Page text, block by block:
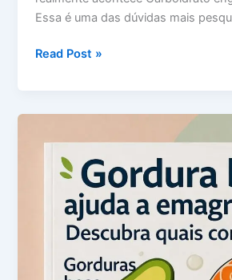
Essa é uma das dúvidas mais
Carboidrato
Entenda
Read Post »